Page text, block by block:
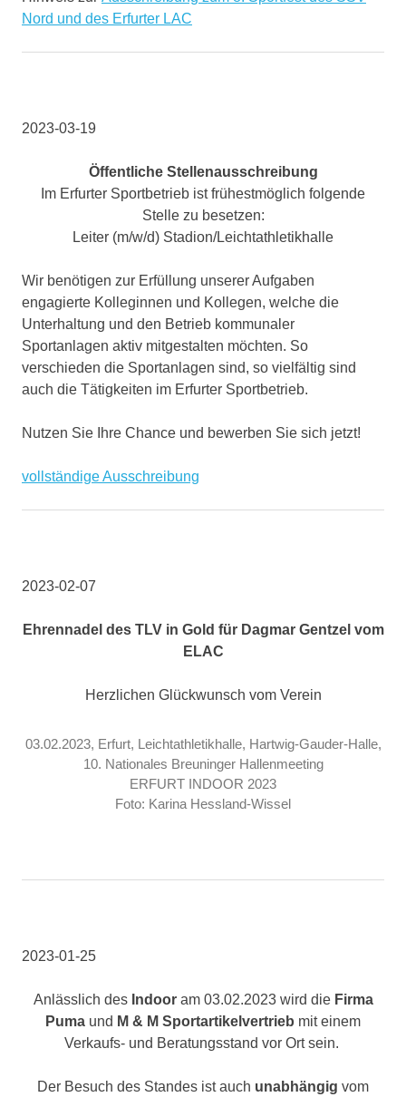
Nord und des Erfurter LAC
2023-03-19
Öffentliche Stellenausschreibung
Im Erfurter Sportbetrieb ist frühestmöglich folgende
Stelle zu besetzen:
Leiter (m/w/d) Stadion/Leichtathletikhalle
Wir benötigen zur Erfüllung unserer Aufgaben
engagierte Kolleginnen und Kollegen, welche die
Unterhaltung und den Betrieb kommunaler
Sportanlagen aktiv mitgestalten möchten. So
verschieden die Sportanlagen sind, so vielfältig sind
auch die Tätigkeiten im Erfurter Sportbetrieb.
Nutzen Sie Ihre Chance und bewerben Sie sich jetzt!
vollständige Ausschreibung
2023-02-07
Ehrennadel des TLV in Gold für Dagmar Gentzel vom
ELAC
Herzlichen Glückwunsch vom Verein
03.02.2023, Erfurt, Leichtathletikhalle, Hartwig-Gauder-Halle,
10. Nationales Breuninger Hallenmeeting
ERFURT INDOOR 2023
Foto: Karina Hessland-Wissel
2023-01-25
Anlässlich des Indooram 03.02.2023 wird die Firma
Puma und M & M Sportartikelvertrieb mit einem
Verkaufs- und Beratungsstand vor Ort sein.
Der Besuch des Standes ist auch unabhängig vom